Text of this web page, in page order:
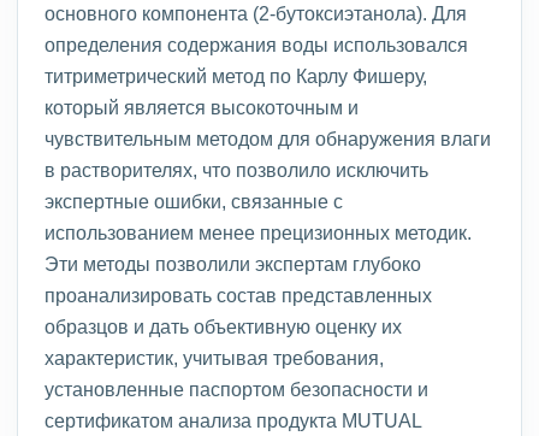
основного компонента (2-бутоксиэтанола). Для
определения содержания воды использовался
титриметрический метод по Карлу Фишеру,
который является высокоточным и
чувствительным методом для обнаружения влаги
в растворителях, что позволило исключить
экспертные ошибки, связанные с
использованием менее прецизионных методик.
Эти методы позволили экспертам глубоко
проанализировать состав представленных
образцов и дать объективную оценку их
характеристик, учитывая требования,
установленные паспортом безопасности и
сертификатом анализа продукта MUTUAL